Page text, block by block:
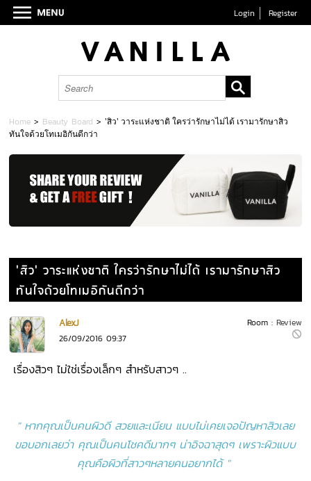
Login Register
Home > Beauty Board >'สิว' วาระแห่งชาติ ใครว่ารักษาไม่ได้ เรามารักษาสิว
ทันใจด้วยโทเมอิกันดีกว่า
'สิว' วาระแห่งชาติ ใครว่ารักษาไม่ได้ เรามารักษาสิว
ทันใจด้วยโทเมอิกันดีกว่า
Room : Review
AlexJ
26/09/2016 09:37
เรื่องสิวๆ ไม่ใช่เรื่องเล็กๆ สำหรับสาวๆ ..
" หากคุณเป็นคนผิวดี สวยและเนียน แบบไม่เคยเจอปัญหาสิวเลย
ขอบอกเลยว่า คุณเป็นคนโชคดีมากๆ น่าอิจฉาสุดๆ เพราะผิวแบบ
คุณคือผิวที่สาวๆหลายคนอยากได้ "